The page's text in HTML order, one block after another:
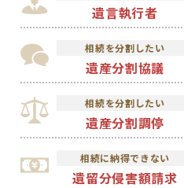
遺言執行者
相続を分割したい
遺産分割協議
相続を分割したい
遺産分割調停
相続に納得できない
遺留分侵害額請求